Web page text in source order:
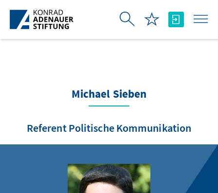
メインコンテンツにスキップ
Michael Sieben
Referent Politische Kommunikation